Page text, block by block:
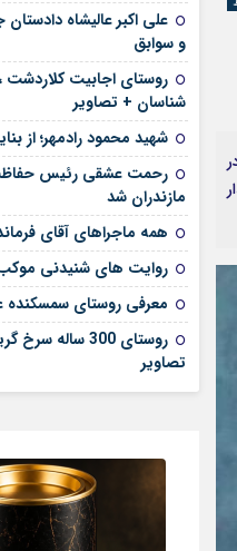
مرا به خاطر بسپار
در
علی‌ اکبر عالیشاه
و سوابق
روستای اجابیت کلاردشت
شناسان + تصاویر
شهید محمود رادمهر؛ از
رحمت عشقی رئیس حفاظت
مازندران شد
همه ماجراهای آقای
روایت های شنیدنی
معرفی روستای سمسکنده
روستای 300
تصاویر